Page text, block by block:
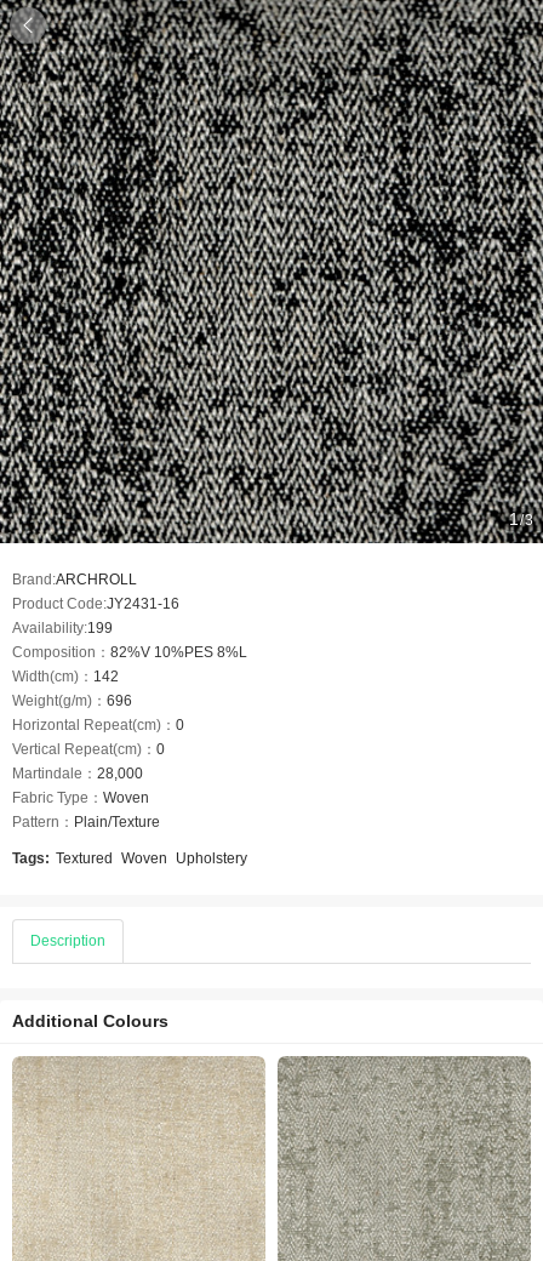

1/3
Brand:ARCHROLL
Product Code:JY2431-16
Availability:199
Composition： 82%V 10%PES 8%L
Width(cm)： 142
Weight(g/m)： 696
Horizontal Repeat(cm)： 0
Vertical Repeat(cm)： 0
Martindale： 28,000
Fabric Type： Woven
Pattern： Plain/Texture
Tags: Textured Woven Upholstery
Description
Additional Colours